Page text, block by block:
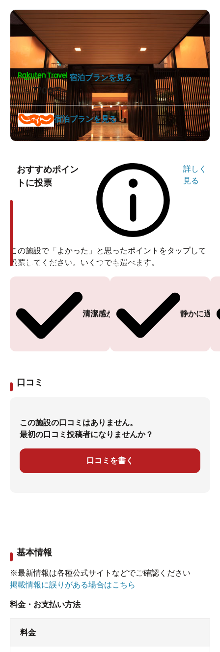
1泊7700円～
宿泊プランを見る
宿泊プランを見る
おすすめポイン
トに投票
詳しく
見る
この施設で「よかった」と思ったポイントをタップして
投票してください。いくつでも選べます。
清潔感がある
投票ありがとうございます
静かに過
投票ありがとうございます
口コミ
この施設の口コミはありません。
最初の口コミ投稿者になりませんか？
口コミを書く
基本情報
※最新情報は各種公式サイトなどでご確認ください
掲載情報に誤りがある場合はこちら
料金・お支払い方法
料金